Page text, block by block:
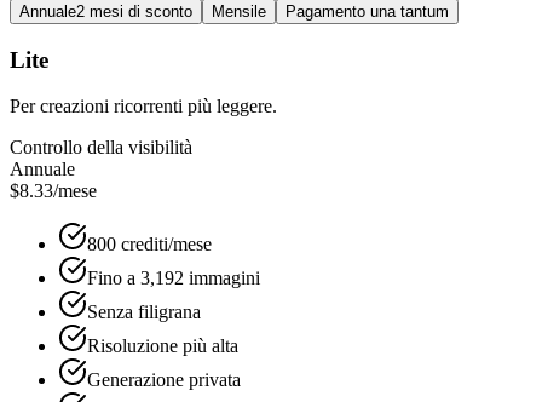
Annuale2 mesi di sconto Mensile Pagamento una tantum
Lite
Per creazioni ricorrenti più leggere.
Controllo della visibilità
Annuale
$8.33/mese
800 crediti/mese
Fino a 3,192 immagini
Senza filigrana
Risoluzione più alta
Generazione privata